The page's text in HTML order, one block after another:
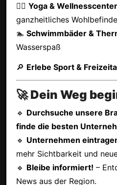
🧘‍♂️ Yoga &
ganzheitliches
🏊 Schwimmbäder &
Wasserspaß
🔎 Erlebe Sport &
🚀 Dein Weg
🔹 Durchsuche unsere
finde die besten
🔹 Unternehmen
mehr Sichtbarkeit und
🔹 Bleibe informiert! –
News aus der Region.